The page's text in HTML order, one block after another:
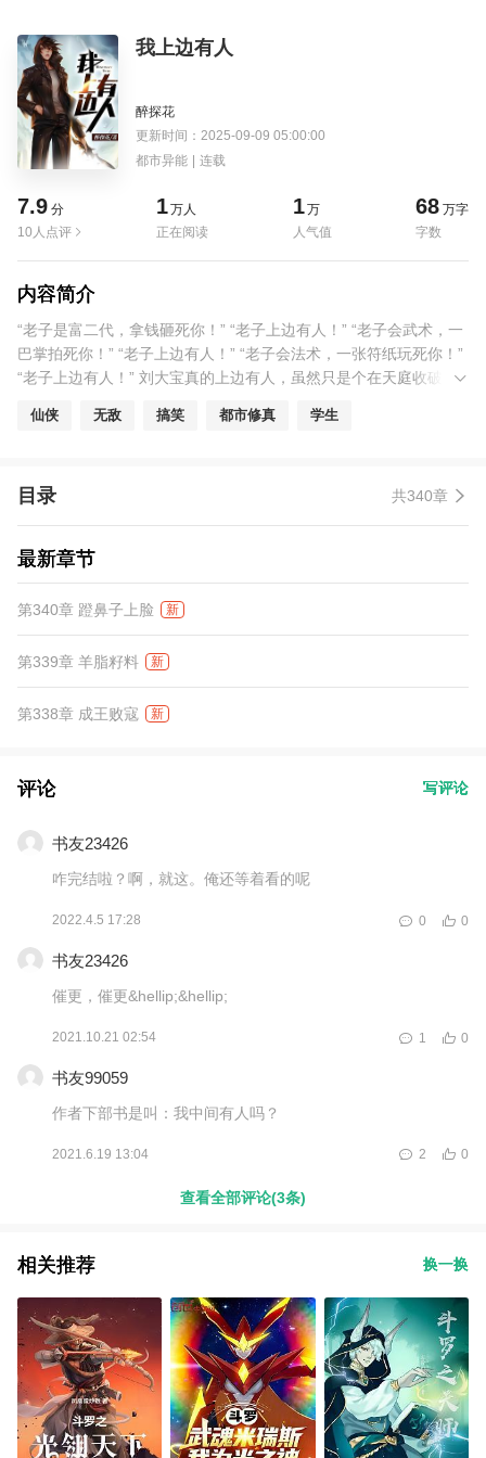
我上边有人
醉探花
更新时间：2025-09-09 05:00:00
都市异能 | 连载
7.9 分
10人点评
1万人
正在阅读
1万
人气值
68 万字
字数
内容简介
“老子是富二代，拿钱砸死你！” “老子上边有人！” “老子会武术，一
巴掌拍死你！” “老子上边有人！” “老子会法术，一张符纸玩死你！”
“老子上边有人！” 刘大宝真的上边有人，虽然只是个在天庭收破烂
仙侠 无敌 搞笑 都市修真 学生
目录 共340章
最新章节
第340章 蹬鼻子上脸 新
第339章 羊脂籽料 新
第338章 成王败寇 新
评论 写评论
书友23426
咋完结啦？啊，就这。俺还等着看的呢
2022.4.5 17:28 0
0
书友23426
催更，催更&hellip;&hellip;
2021.10.21 02:54 0
1
书友99059
作者下部书是叫：我中间有人吗？
2021.6.19 13:04 0
2
查看全部评论(3条)
相关推荐 换一换